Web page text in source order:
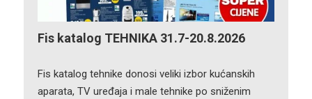
Fis katalog TEHNIKA 31.7-20.8.2026
Fis katalog tehnike donosi veliki izbor kućanskih
aparata, TV uređaja i male tehnike po sniženim